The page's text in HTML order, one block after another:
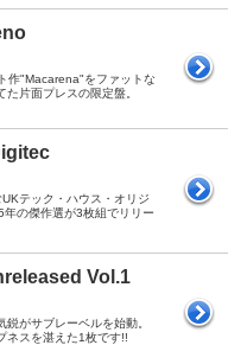
作"Macarena"をファットな
片面プレスの限定盤。
テック・ハウス・オリジ
年の傑作選が3枚組でリリー
Vol.1
がサブレーベルを始動。
ネスを湛えた1枚です!!